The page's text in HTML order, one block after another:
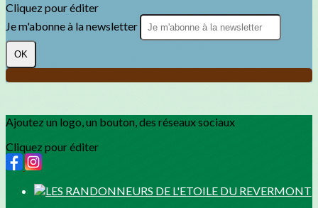
Cliquez pour éditer
Je m'abonne à la newsletter
OK
Ajoutez un logo, un bouton, des réseaux sociaux
Cliquez pour éditer